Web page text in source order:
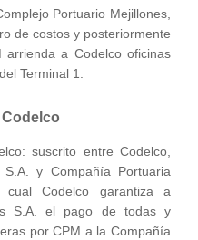
Portuario Mejillones,
de costos y posteriormente
a Codelco oficinas
Terminal 1.
suscrito entre Codelco,
y Compañía Portuaria
cual Codelco garantiza a
S.A. el pago de todas y
por CPM a la Compañía